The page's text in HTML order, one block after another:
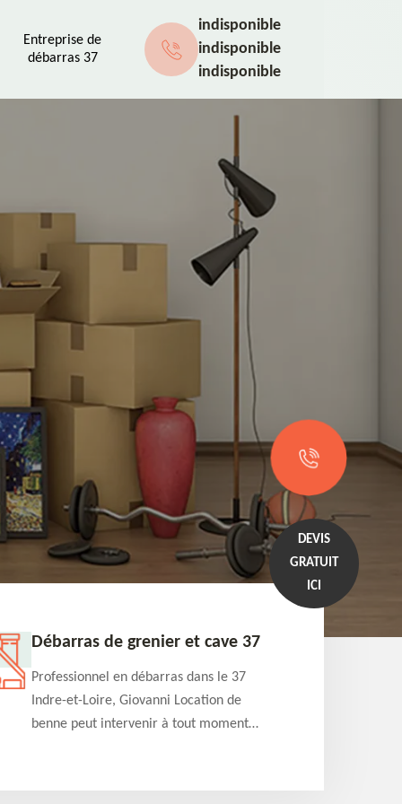
Entreprise de
débarras 37
indisponible
indisponible
indisponible
DEVIS
GRATUIT
ICI
Débarras de grenier et cave 37
Professionnel en débarras dans le 37
Indre-et-Loire, Giovanni Location de
benne peut intervenir à tout moment
détaillé offert